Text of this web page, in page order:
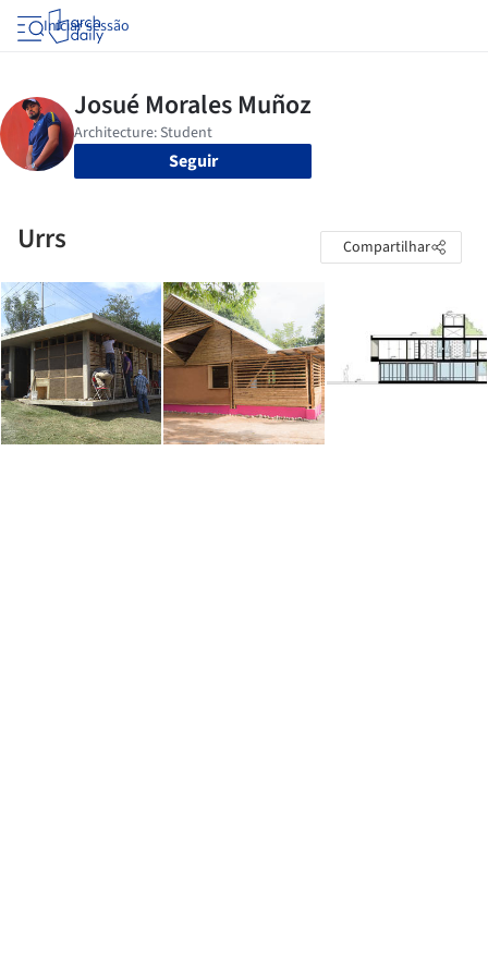
Iniciar sessão
Seguir
Urrs Compartilhar